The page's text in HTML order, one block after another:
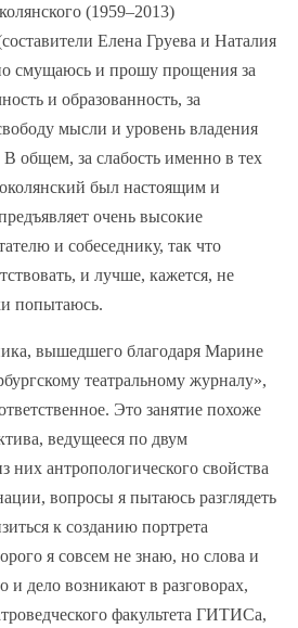
(1959–2013)
Елена Груева и Наталия
смущаюсь и прошу прощения за
и образованность, за
мысли и уровень владения
общем, за слабость именно в тех
был настоящим и
очень высокие
и собеседнику, так что
и лучше, кажется, не
попытаюсь.
вышедшего благодаря Марине
театральному журналу»,
Это занятие похоже
ведущееся по двум
них антропологического свойства
вопросы я пытаюсь разглядеть
к созданию портрета
я совсем не знаю, но слова и
и дело возникают в разговорах,
факультета ГИТИСа,